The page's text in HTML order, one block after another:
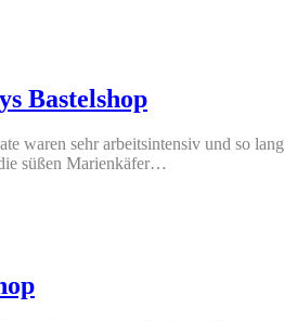
Bastelshop
waren sehr arbeitsintensiv und so
süßen Marienkäfer…